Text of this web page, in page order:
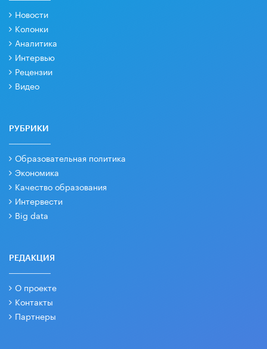
Новости
Колонки
Аналитика
Интервью
Рецензии
Видео
РУБРИКИ
Образовательная политика
Экономика
Качество образования
Интервести
Big data
РЕДАКЦИЯ
О проекте
Контакты
Партнеры